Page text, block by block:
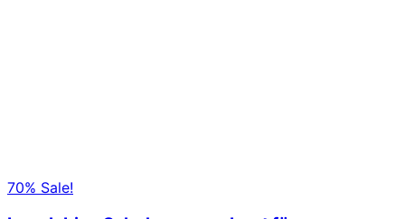
70% Sale!